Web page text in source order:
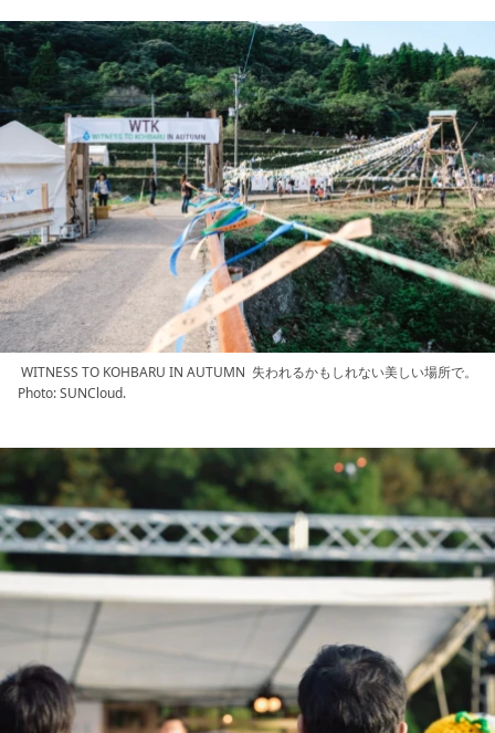
WITNESS TO KOHBARU IN AUTUMN 失われるかもしれない美しい場所で。
Photo: SUNCloud.